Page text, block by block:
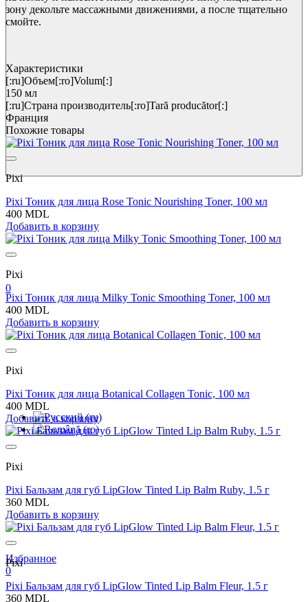
0
Избранное
0
зону декольте массажными движениями, а после тщательно
смойте.
Характеристики
[:ru]Объем[:ro]Volum[:]
150 мл
[:ru]Страна производитель[:ro]Tară producător[:]
Франция
Похожие товары
Pixi
Pixi Тоник для лица Rose Tonic Nourishing Toner, 100 мл
400 MDL
Добавить в корзину
Pixi
Pixi Тоник для лица Milky Tonic Smoothing Toner, 100 мл
400 MDL
Добавить в корзину
Pixi
Pixi Тоник для лица Botanical Collagen Tonic, 100 мл
400 MDL
Добавить в корзину
Pixi
Pixi Бальзам для губ LipGlow Tinted Lip Balm Ruby, 1.5 г
360 MDL
Добавить в корзину
Pixi
Pixi Бальзам для губ LipGlow Tinted Lip Balm Fleur, 1.5 г
360 MDL